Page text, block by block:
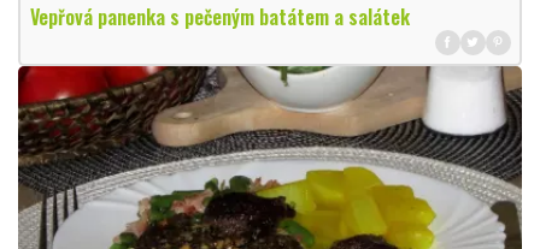
Vepřová panenka s pečeným batátem a salátek